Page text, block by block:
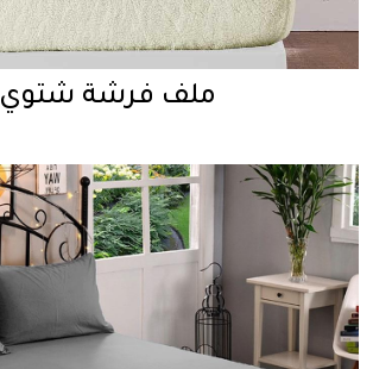
ملف فرشة شتوي